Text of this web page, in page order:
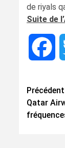
de riyals
Suite de
Précédent
Qatar